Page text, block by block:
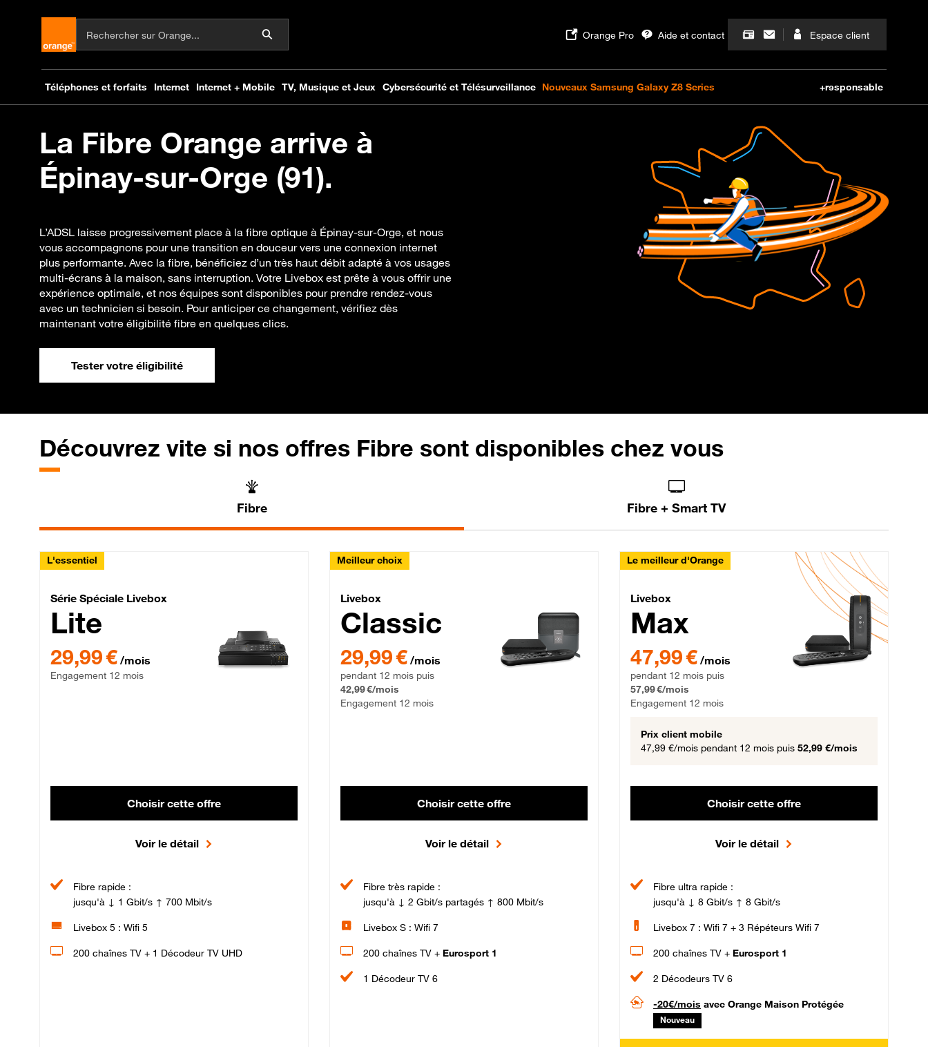
La Fibre Orange arrive à
Épinay-sur-Orge (91).
L’ADSL laisse progressivement place à la fibre optique à Épinay-sur-Orge, et nous
vous accompagnons pour une transition en douceur vers une connexion internet
plus performante. Avec la fibre, bénéficiez d’un très haut débit adapté à vos usages
multi-écrans à la maison, sans interruption. Votre Livebox est prête à vous offrir une
expérience optimale, et nos équipes sont disponibles pour prendre rendez-vous
avec un technicien si besoin. Pour anticiper ce changement, vérifiez dès
maintenant votre éligibilité fibre en quelques clics.
Tester votre éligibilité
Découvrez vite si nos offres Fibre sont disponibles chez vous
Fibre Fibre + Smart TV
L'essentiel
Série Spéciale Livebox Lite Fibre
Série Spéciale Livebox
Lite
29,99 € par mois , Engagement 12 mois
29,99 € /mois
Engagement 12 mois
Choisir cette offre
Voir le détail
Fibre rapide :
jusqu'à ↓ 1 Gbit/s ↑ 700 Mbit/s
Livebox 5 : Wifi 5
200 chaînes TV + 1 Décodeur TV UHD
Meilleur choix
Livebox Classic Fibre
Livebox
Classic
29,99 € par mois pendant 12 mois puis 42,99 € par mois, Engagement 12 mois
29,99 € /mois
pendant 12 mois puis
42,99 €/mois
Engagement 12 mois
Choisir cette offre
Voir le détail
Fibre très rapide :
jusqu'à ↓ 2 Gbit/s partagés ↑ 800 Mbit/s
Livebox S : Wifi 7
200 chaînes TV + Eurosport 1
1 Décodeur TV 6
Le meilleur d'Orange
Livebox Max Fibre
Livebox
Max
47,99 € par mois pendant 12 mois puis 57,99 € par mois,
47,99 € /mois
pendant 12 mois puis
57,99 €/mois
Engagement 12 mois
Prix client mobile
47,99 €/mois pendant 12 mois puis 52,99 €/mois
Choisir cette offre
Voir le détail
Fibre ultra rapide :
jusqu'à ↓ 8 Gbit/s ↑ 8 Gbit/s
Livebox 7 : Wifi 7 + 3 Répéteurs Wifi 7
200 chaînes TV + Eurosport 1
2 Décodeurs TV 6
-20€/mois avec Orange Maison Protégée
Nouveau